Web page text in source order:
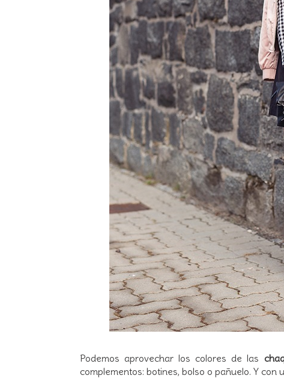
Podemos aprovechar los colores de las
complementos: botines, bolso o pañuelo. Y con